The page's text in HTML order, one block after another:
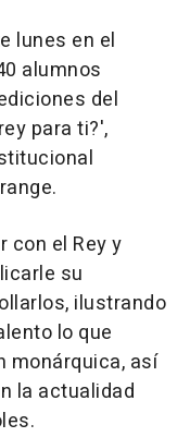
lunes en el
alumnos
del
para ti?',
con el Rey y
su
ilustrando
lo que
monárquica, así
la actualidad